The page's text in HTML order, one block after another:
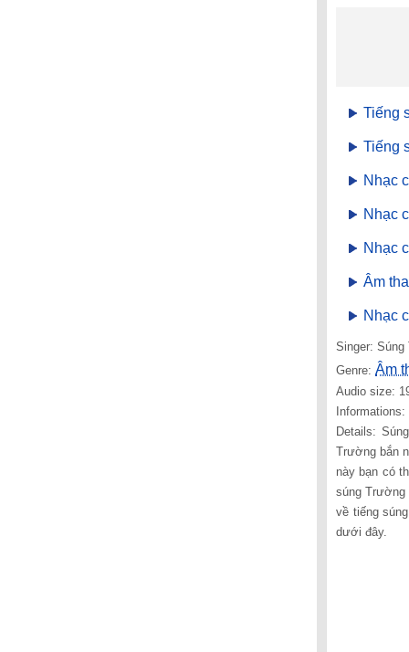
Tiếng
Tiếng
Nhạc
Nhạc
Nhạc
Âm
Nhạc
Singer:
Genre: Âm
Audio size:
Details:
Trường bắn
này bạn có
súng Trường
về tiếng
dưới đây.